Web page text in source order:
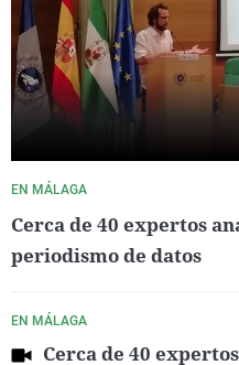
EN MÁLAGA
Cerca de 40 expertos
periodismo de datos
EN MÁLAGA
Cerca de 40